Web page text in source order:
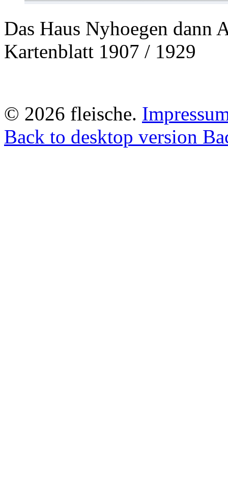
Das Haus Nyhoegen dann
Kartenblatt 1907 / 1929
© 2026 fleische.
Back to desktop version